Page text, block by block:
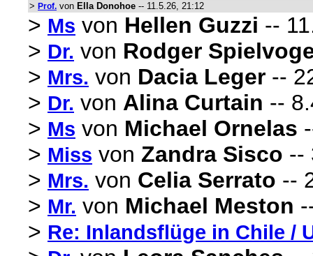
> Prof. von Ella Donohoe -- 11.5.26, 21:12
> Ms von Hellen Guzzi --
> Dr. von Rodger
> Mrs. von Dacia Leger --
> Dr. von Alina Curtain --
> Ms von Michael Ornelas
> Miss von Zandra Sisco --
> Mrs. von Celia Serrato --
> Mr. von Michael Meston
> Re: Inlandsflüge in Chile /